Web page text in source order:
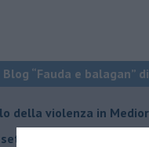
“Fauda e balagan”
della violenza in
di Israele è